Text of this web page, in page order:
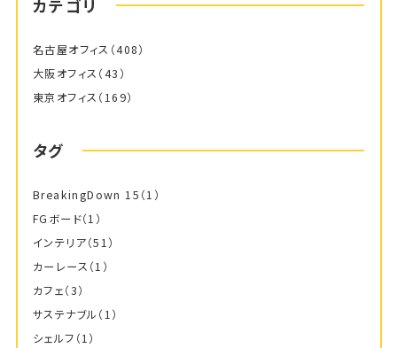
カテゴリ
名古屋オフィス （408）
大阪オフィス （43）
東京オフィス （169）
タグ
BreakingDown 15 （1）
FGボード（1）
インテリア（51）
カーレース （1）
カフェ（3）
サステナブル （1）
シェルフ （1）